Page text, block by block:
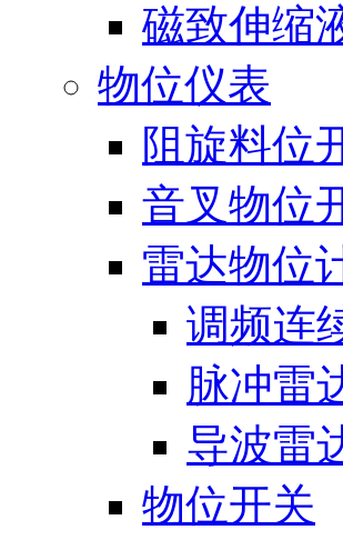
磁致伸缩
物位仪表
阻旋料位
音叉物位
雷达物位
调频连
脉冲雷
导波雷
物位开关